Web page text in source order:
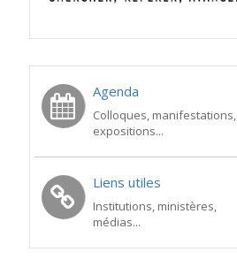
Agenda
Colloques, manifestations,
expositions...
Liens utiles
Institutions, ministères,
médias...